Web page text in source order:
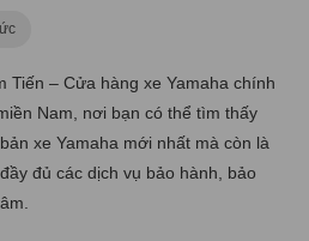
Tiến – Cửa hàng xe Yamaha chính
Nam, nơi bạn có thể tìm thấy
xe Yamaha mới nhất mà còn là
đủ các dịch vụ bảo hành, bảo